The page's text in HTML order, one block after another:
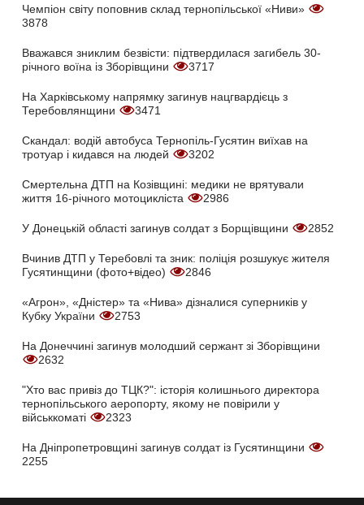
Чемпіон світу поповнив склад тернопільської «Ниви»
3878
Вважався зниклим безвісти: підтвердилася загибель 30-
річного воїна із Зборівщини
3717
На Харківському напрямку загинув нацгвардієць з
Теребовлянщини
3471
Скандал: водій автобуса Тернопіль-Гусятин виїхав на
тротуар і кидався на людей
3202
Смертельна ДТП на Козівщині: медики не врятували
життя 16-річного мотоцикліста
2986
У Донецькій області загинув солдат з Борщівщини 2852
Вчинив ДТП у Теребовлі та зник: поліція розшукує жителя
Гусятинщини (фото+відео)
2846
«Агрон», «Дністер» та «Нива» дізналися суперників у
Кубку України
2753
На Донеччині загинув молодший сержант зі Зборівщини
2632
"Хто вас привіз до ТЦК?": історія колишнього директора
тернопільського аеропорту, якому не повірили у
військкоматі
2323
На Дніпропетровщині загинув солдат із Гусятинщини
2255